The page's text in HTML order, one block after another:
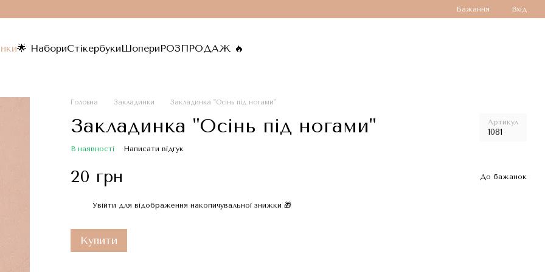
Бажання Вхід
🌟 НабориСтікербукиШопериРОЗПРОДАЖ 🔥
Головна Закладинки Закладинка "Осінь під ногами"
Закладинка "Осінь під ногами" Артикул
1081
В наявності Написати відгук
20 грн До бажанок
Увійти для відображення накопичувальної знижки 🎁
Купити